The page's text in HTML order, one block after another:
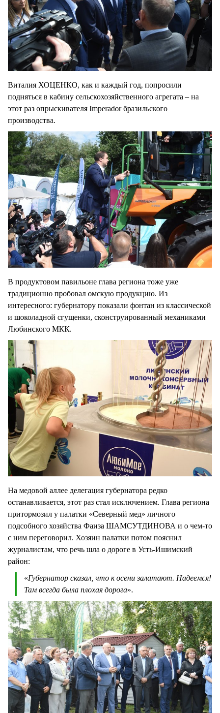
Виталия ХОЦЕНКО, как и каждый год, попросили
подняться в кабину сельскохозяйственного агрегата – на
этот раз опрыскивателя Imperador бразильского
производства.
В продуктовом павильоне глава региона тоже уже
традиционно пробовал омскую продукцию. Из
интересного: губернатору показали фонтан из классической
и шоколадной сгущенки, сконструированный механиками
Любинского МКК.
На медовой аллее делегация губернатора редко
останавливается, этот раз стал исключением. Глава региона
притормозил у палатки «Северный мед» личного
подсобного хозяйства Фаиза ШАМСУТДИНОВА и о чем-то
с ним переговорил. Хозяин палатки потом пояснил
журналистам, что речь шла о дороге в Усть-Ишимский
район:
«Губернатор сказал, что к осени залатают. Надеемся!
Там всегда была плохая дорога».